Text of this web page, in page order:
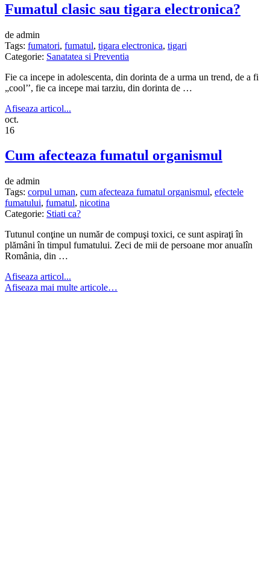
Fumatul clasic sau tigara electronica?
de admin
Tags: fumatori, fumatul, tigara electronica, tigari
Categorie: Sanatatea si Preventia
Fie ca incepe in adolescenta, din dorinta de a urma un trend, de a fi
„cool’’, fie ca incepe mai tarziu, din dorinta de …
Afiseaza articol...
oct.
16
Cum afecteaza fumatul organismul
de admin
Tags: corpul uman, cum afecteaza fumatul organismul, efectele
fumatului, fumatul, nicotina
Categorie: Stiati ca?
Tutunul conţine un număr de compuşi toxici, ce sunt aspiraţi în
plămâni în timpul fumatului. Zeci de mii de persoane mor anualîn
România, din …
Afiseaza articol...
Afiseaza mai multe articole…